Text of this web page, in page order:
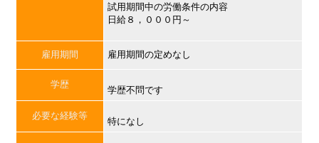
試用期間中の労働条件の内容
日給８，０００円～
雇用期間 雇用期間の定めなし
学歴
学歴不問です
必要な経験等
特になし